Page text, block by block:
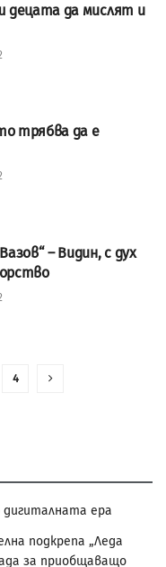
децата да мислят и
трябва да е
– Видин, с дух
4
ера
подкрепа „Леда
за приобщаващо